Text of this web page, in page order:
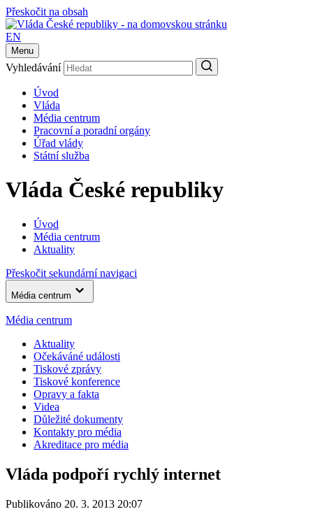
Přeskočit na obsah
EN
Menu
Vyhledávání
Úvod
Vláda
Média centrum
Pracovní a poradní orgány
Úřad vlády
Státní služba
Vláda České republiky
Úvod
Média centrum
Aktuality
Přeskočit sekundární navigaci
Média centrum
Média centrum
Aktuality
Očekáváné události
Tiskové zprávy
Tiskové konference
Opravy a fakta
Videa
Důležité dokumenty
Kontakty pro média
Akreditace pro média
Vláda podpoří rychlý internet
Publikováno 20. 3. 2013 20:07